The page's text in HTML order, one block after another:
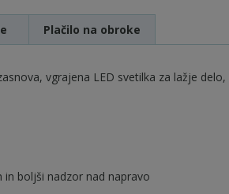
Plačilo na obroke
vgrajena LED svetilka za lažje
boljši nadzor nad napravo